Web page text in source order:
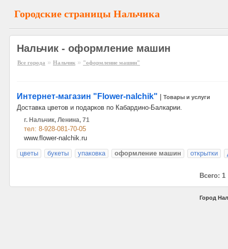
Городские страницы Нальчика
Нальчик - оформление машин
Все города » Нальчик » "оформление машин"
Интернет-магазин "Flower-nalchik" Товары и услуги
Доставка цветов и подарков по Кабардино-Балкарии.
г. Нальчик, Ленина, 71
тел: 8-928-081-70-05
www.flower-nalchik.ru
цветы
букеты упаковка оформление машин открытки
Всего: 1
Город